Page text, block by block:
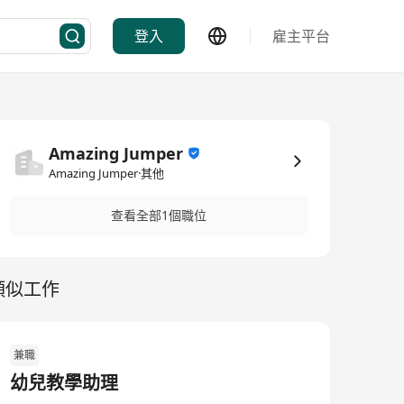
登入 雇主平台
Amazing Jumper
Amazing Jumper·其他
查看全部1個職位
似工作
兼職
幼兒教學助理